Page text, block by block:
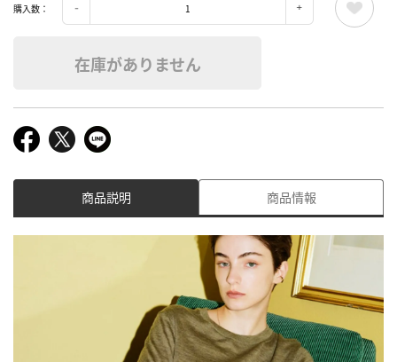
購入数：
在庫がありません
商品説明 商品情報